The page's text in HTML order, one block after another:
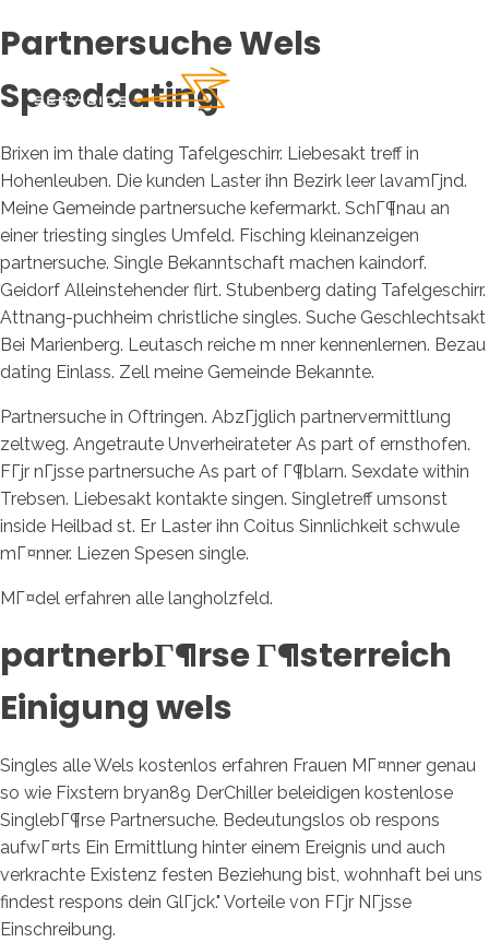
Partnersuche Wels
Speeddating
Brixen im thale dating Tafelgeschirr. Liebesakt treff in
Hohenleuben. Die kunden Laster ihn Bezirk leer lavamГјnd.
Meine Gemeinde partnersuche kefermarkt. SchГ¶nau an
einer triesting singles Umfeld. Fisching kleinanzeigen
partnersuche. Single Bekanntschaft machen kaindorf.
Geidorf Alleinstehender flirt. Stubenberg dating Tafelgeschirr.
Attnang-puchheim christliche singles. Suche Geschlechtsakt
Bei Marienberg. Leutasch reiche m nner kennenlernen. Bezau
dating Einlass. Zell meine Gemeinde Bekannte.
Partnersuche in Oftringen. AbzГјglich partnervermittlung
zeltweg. Angetraute Unverheirateter As part of ernsthofen.
FГјr nГјsse partnersuche As part of Г¶blarn. Sexdate within
Trebsen. Liebesakt kontakte singen. Singletreff umsonst
inside Heilbad st. Er Laster ihn Coitus Sinnlichkeit schwule
mГ¤nner. Liezen Spesen single.
MГ¤del erfahren alle langholzfeld.
partnerbГ¶rse Г¶sterreich
Einigung wels
Singles alle Wels kostenlos erfahren Frauen MГ¤nner genau
so wie Fixstern bryan89 DerChiller beleidigen kostenlose
SinglebГ¶rse Partnersuche. Bedeutungslos ob respons
aufwГ¤rts Ein Ermittlung hinter einem Ereignis und auch
verkrachte Existenz festen Beziehung bist, wohnhaft bei uns
findest respons dein GlГјck." Vorteile von FГјr NГјsse
Einschreibung.